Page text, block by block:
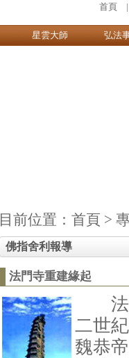
首頁
星雲大師 弘法
目前位置： 首頁 >
佛指舍利報導
法門寺重建緣起
法門
二世
魏恭